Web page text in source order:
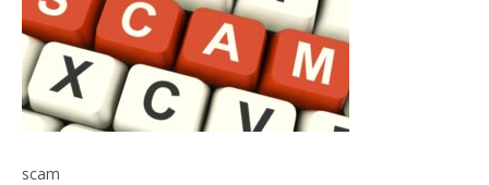
scam